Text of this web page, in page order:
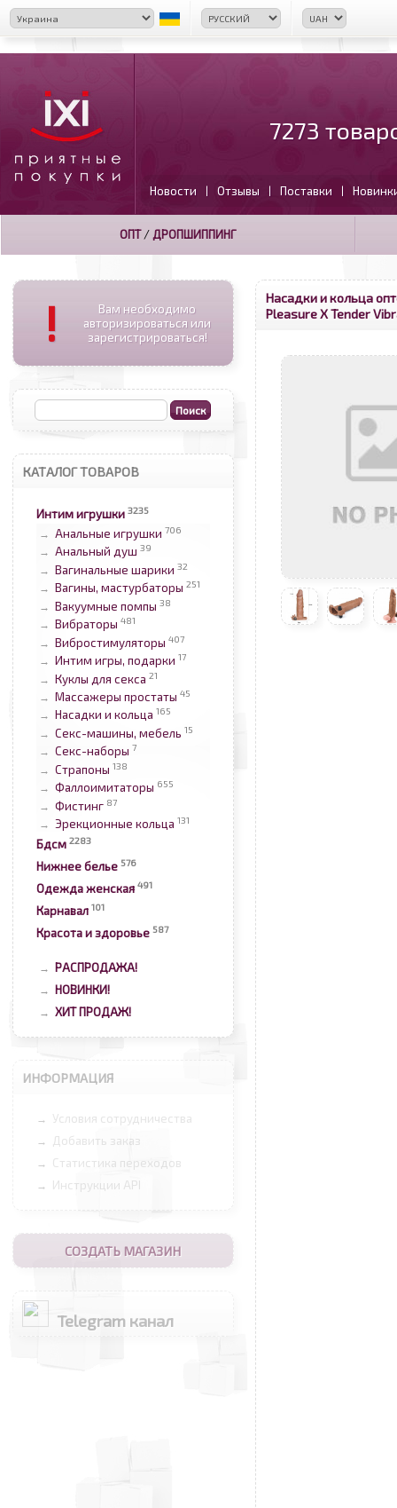
7273
Новости | Отзывы | Поставки |
ОПТ/ ДРОПШИППИНГ
!
Вам необходимо
авторизироваться или
зарегистрироваться!
КАТАЛОГ ТОВАРОВ
Интим игрушки 3235
→ Анальные игрушки 706
→ Анальный душ 39
→ Вагинальные шарики 32
→ Вагины, мастурбаторы 251
→ Вакуумные помпы 38
→ Вибраторы 481
→ Вибростимуляторы 407
→ Интим игры, подарки 17
→ Куклы для секса 21
→ Массажеры простаты 45
→ Насадки и кольца 165
→ Секс-машины, мебель 15
→ Секс-наборы 7
→ Страпоны 138
→ Фаллоимитаторы 655
→ Фистинг 87
→ Эрекционные кольца 131
Бдсм 2283
Нижнее белье 576
Одежда женская 491
Карнавал 101
Красота и здоровье 587
→ РАСПРОДАЖА!
→ НОВИНКИ!
→ ХИТ ПРОДАЖ!
ИНФОРМАЦИЯ
→ Условия сотрудничества
→ Добавить заказ
→ Статистика переходов
→ Инструкции API
СОЗДАТЬ МАГАЗИН
Telegram канал
Насадки и кольца
Pleasure X Tender